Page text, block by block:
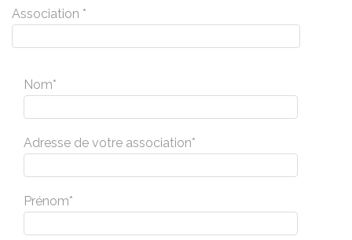
Association *
Nom*
Adresse de votre association*
Prénom*